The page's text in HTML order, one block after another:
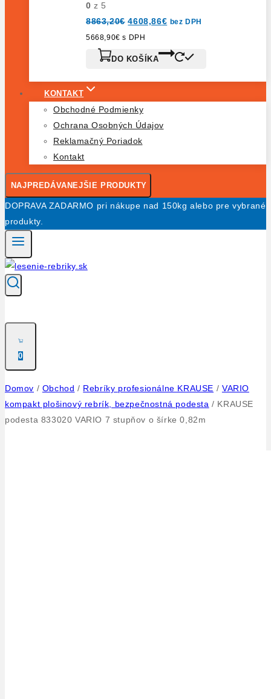
0 z 5
8863,20€ 4608,86€ bez DPH
5668,90€ s DPH
DO KOŠÍKA
KONTAKT
Obchodné Podmienky
Ochrana Osobných Údajov
Reklamačný Poriadok
Kontakt
NAJPREDÁVANEJŠIE PRODUKTY
DOPRAVA ZADARMO pri nákupe nad 150kg alebo pre vybrané
produkty.
0
Domov / Obchod / Rebríky profesionálne KRAUSE / VARIO
kompakt plošinový rebrík, bezpečnostná podesta / KRAUSE
podesta 833020 VARIO 7 stupňov o šírke 0,82m